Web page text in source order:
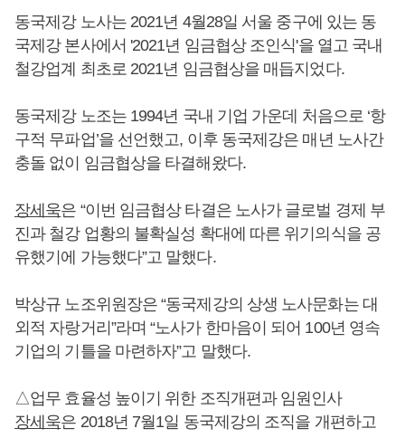
동국제강 노사는 2021년 4월28일 서울 중구에 있는 동
국제강 본사에서 '2021년 임금협상 조인식'을 열고 국내
철강업계 최초로 2021년 임금협상을 매듭지었다.
동국제강 노조는 1994년 국내 기업 가운데 처음으로 ‘항
구적 무파업’을 선언했고, 이후 동국제강은 매년 노사간
충돌 없이 임금협상을 타결해왔다.
장세욱은 “이번 임금협상 타결은 노사가 글로벌 경제 부
진과 철강 업황의 불확실성 확대에 따른 위기의식을 공
유했기에 가능했다”고 말했다.
박상규 노조위원장은 “동국제강의 상생 노사문화는 대
외적 자랑거리”라며 “노사가 한마음이 되어 100년 영속
기업의 기틀을 마련하자”고 말했다.
△업무 효율성 높이기 위한 조직개편과 임원인사
장세욱은 2018년 7월1일 동국제강의 조직을 개편하고